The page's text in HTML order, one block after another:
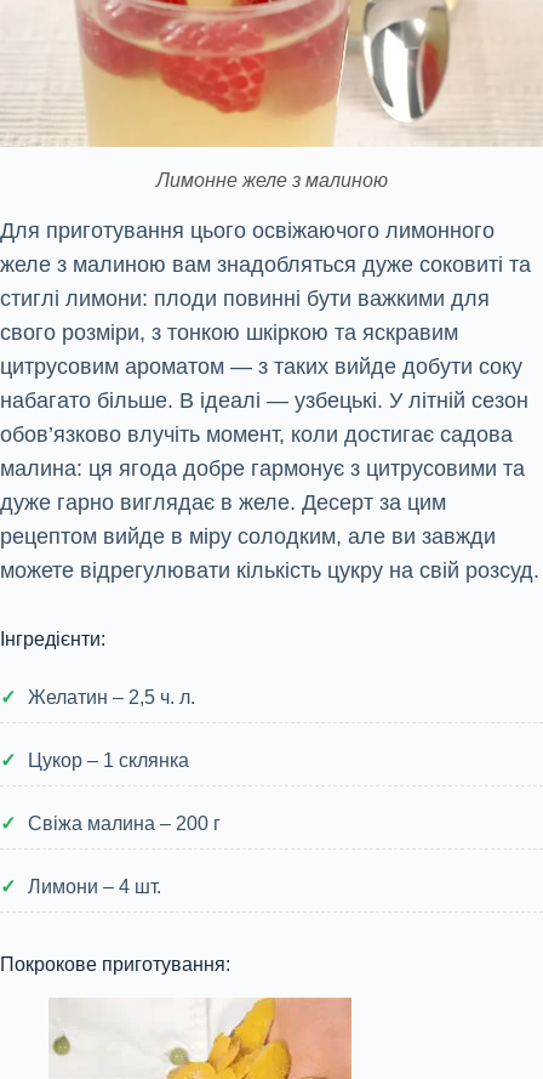
Лимонне желе з малиною
Для приготування цього освіжаючого лимонного
желе з малиною вам знадобляться дуже соковиті та
стиглі лимони: плоди повинні бути важкими для
свого розміри, з тонкою шкіркою та яскравим
цитрусовим ароматом — з таких вийде добути соку
набагато більше. В ідеалі — узбецькі. У літній сезон
обов’язково влучіть момент, коли достигає садова
малина: ця ягода добре гармонує з цитрусовими та
дуже гарно виглядає в желе. Десерт за цим
рецептом вийде в міру солодким, але ви завжди
можете відрегулювати кількість цукру на свій розсуд.
Інгредієнти:
Желатин – 2,5 ч. л.
Цукор – 1 склянка
Свіжа малина – 200 г
Лимони – 4 шт.
Покрокове приготування: